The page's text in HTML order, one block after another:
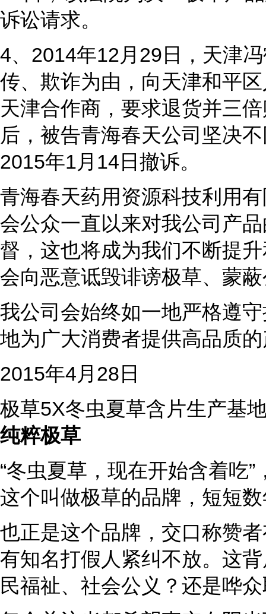
诉讼请求。
4、2014年12月29日，天津
传、欺诈为由，向天津和平
天津合作商，要求退货并三
后，被告青海春天公司坚决
2015年1月14日撤诉。
青海春天药用资源科技利用
会公众一直以来对我公司产
督，这也将成为我们不断提
会向恶意诋毁诽谤极草、蒙
我公司会始终如一地严格遵
地为广大消费者提供高品质
2015年4月28日
极草5X冬虫夏草含片生产基
纯粹极草
“冬虫夏草，现在开始含着吃
这个叫做极草的品牌，短短
也正是这个品牌，交口称赞
有知名打假人紧纠不放。这
民福祉、社会公义？还是哗